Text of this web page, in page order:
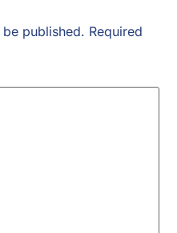
published. Required